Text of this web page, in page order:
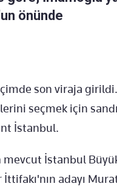
önünde
son viraja
seçmek için
İstanbul.
mevcut İstanbul
adayı